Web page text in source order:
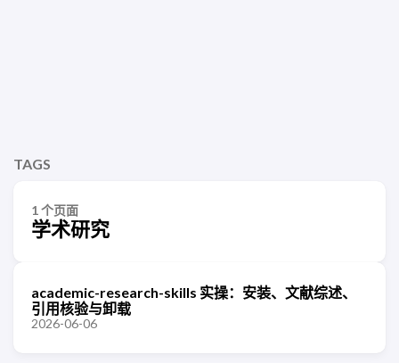
TAGS
1 个页面
学术研究
academic-research-skills 实操：安装、文献综述、
引用核验与卸载
2026-06-06